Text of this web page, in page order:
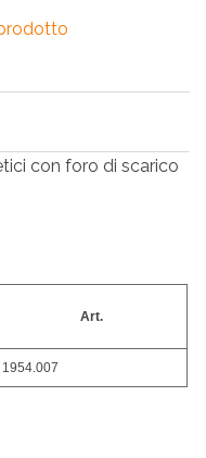
con foro di scarico
Art.
1954.007